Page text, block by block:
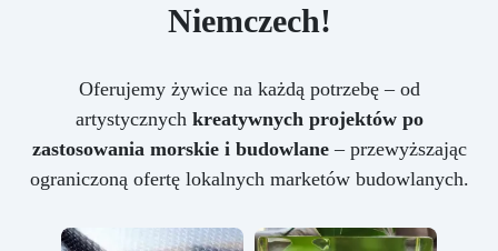
Niemczech!
Oferujemy żywice na każdą potrzebę – od
artystycznych kreatywnych projektów po
zastosowania morskie i budowlane– przewyższając
ograniczoną ofertę lokalnych marketów budowlanych.